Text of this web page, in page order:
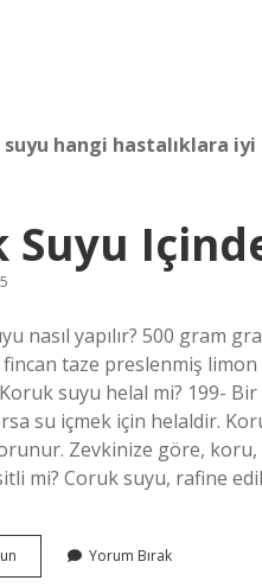
suyu hangi hastalıklara
Suyu
nasıl yapılır? 500 gram
taze preslenmiş limon
suyu helal mi? 199-
su içmek için helaldir.
Zevkinize göre,
mi? Coruk suyu, rafine
Suyu
Yorum Bırak